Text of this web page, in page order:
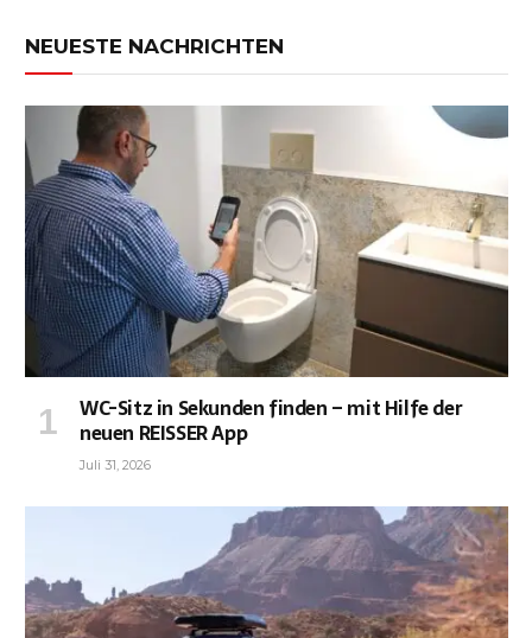
NEUESTE NACHRICHTEN
WC-Sitz in Sekunden finden – mit Hilfe der
neuen REISSER App
Juli 31, 2026